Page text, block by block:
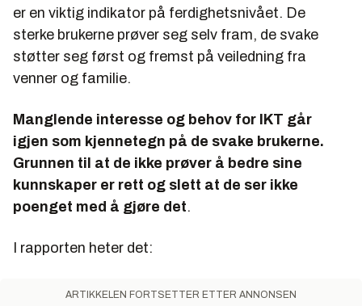
er en viktig indikator på ferdighetsnivået. De
sterke brukerne prøver seg selv fram, de svake
støtter seg først og fremst på veiledning fra
venner og familie.
Manglende interesse og behov for IKT går
igjen som kjennetegn på de svake brukerne.
Grunnen til at de ikke prøver å bedre sine
kunnskaper er rett og slett at de ser ikke
poenget med å gjøre det.
I rapporten heter det:
ARTIKKELEN FORTSETTER ETTER ANNONSEN